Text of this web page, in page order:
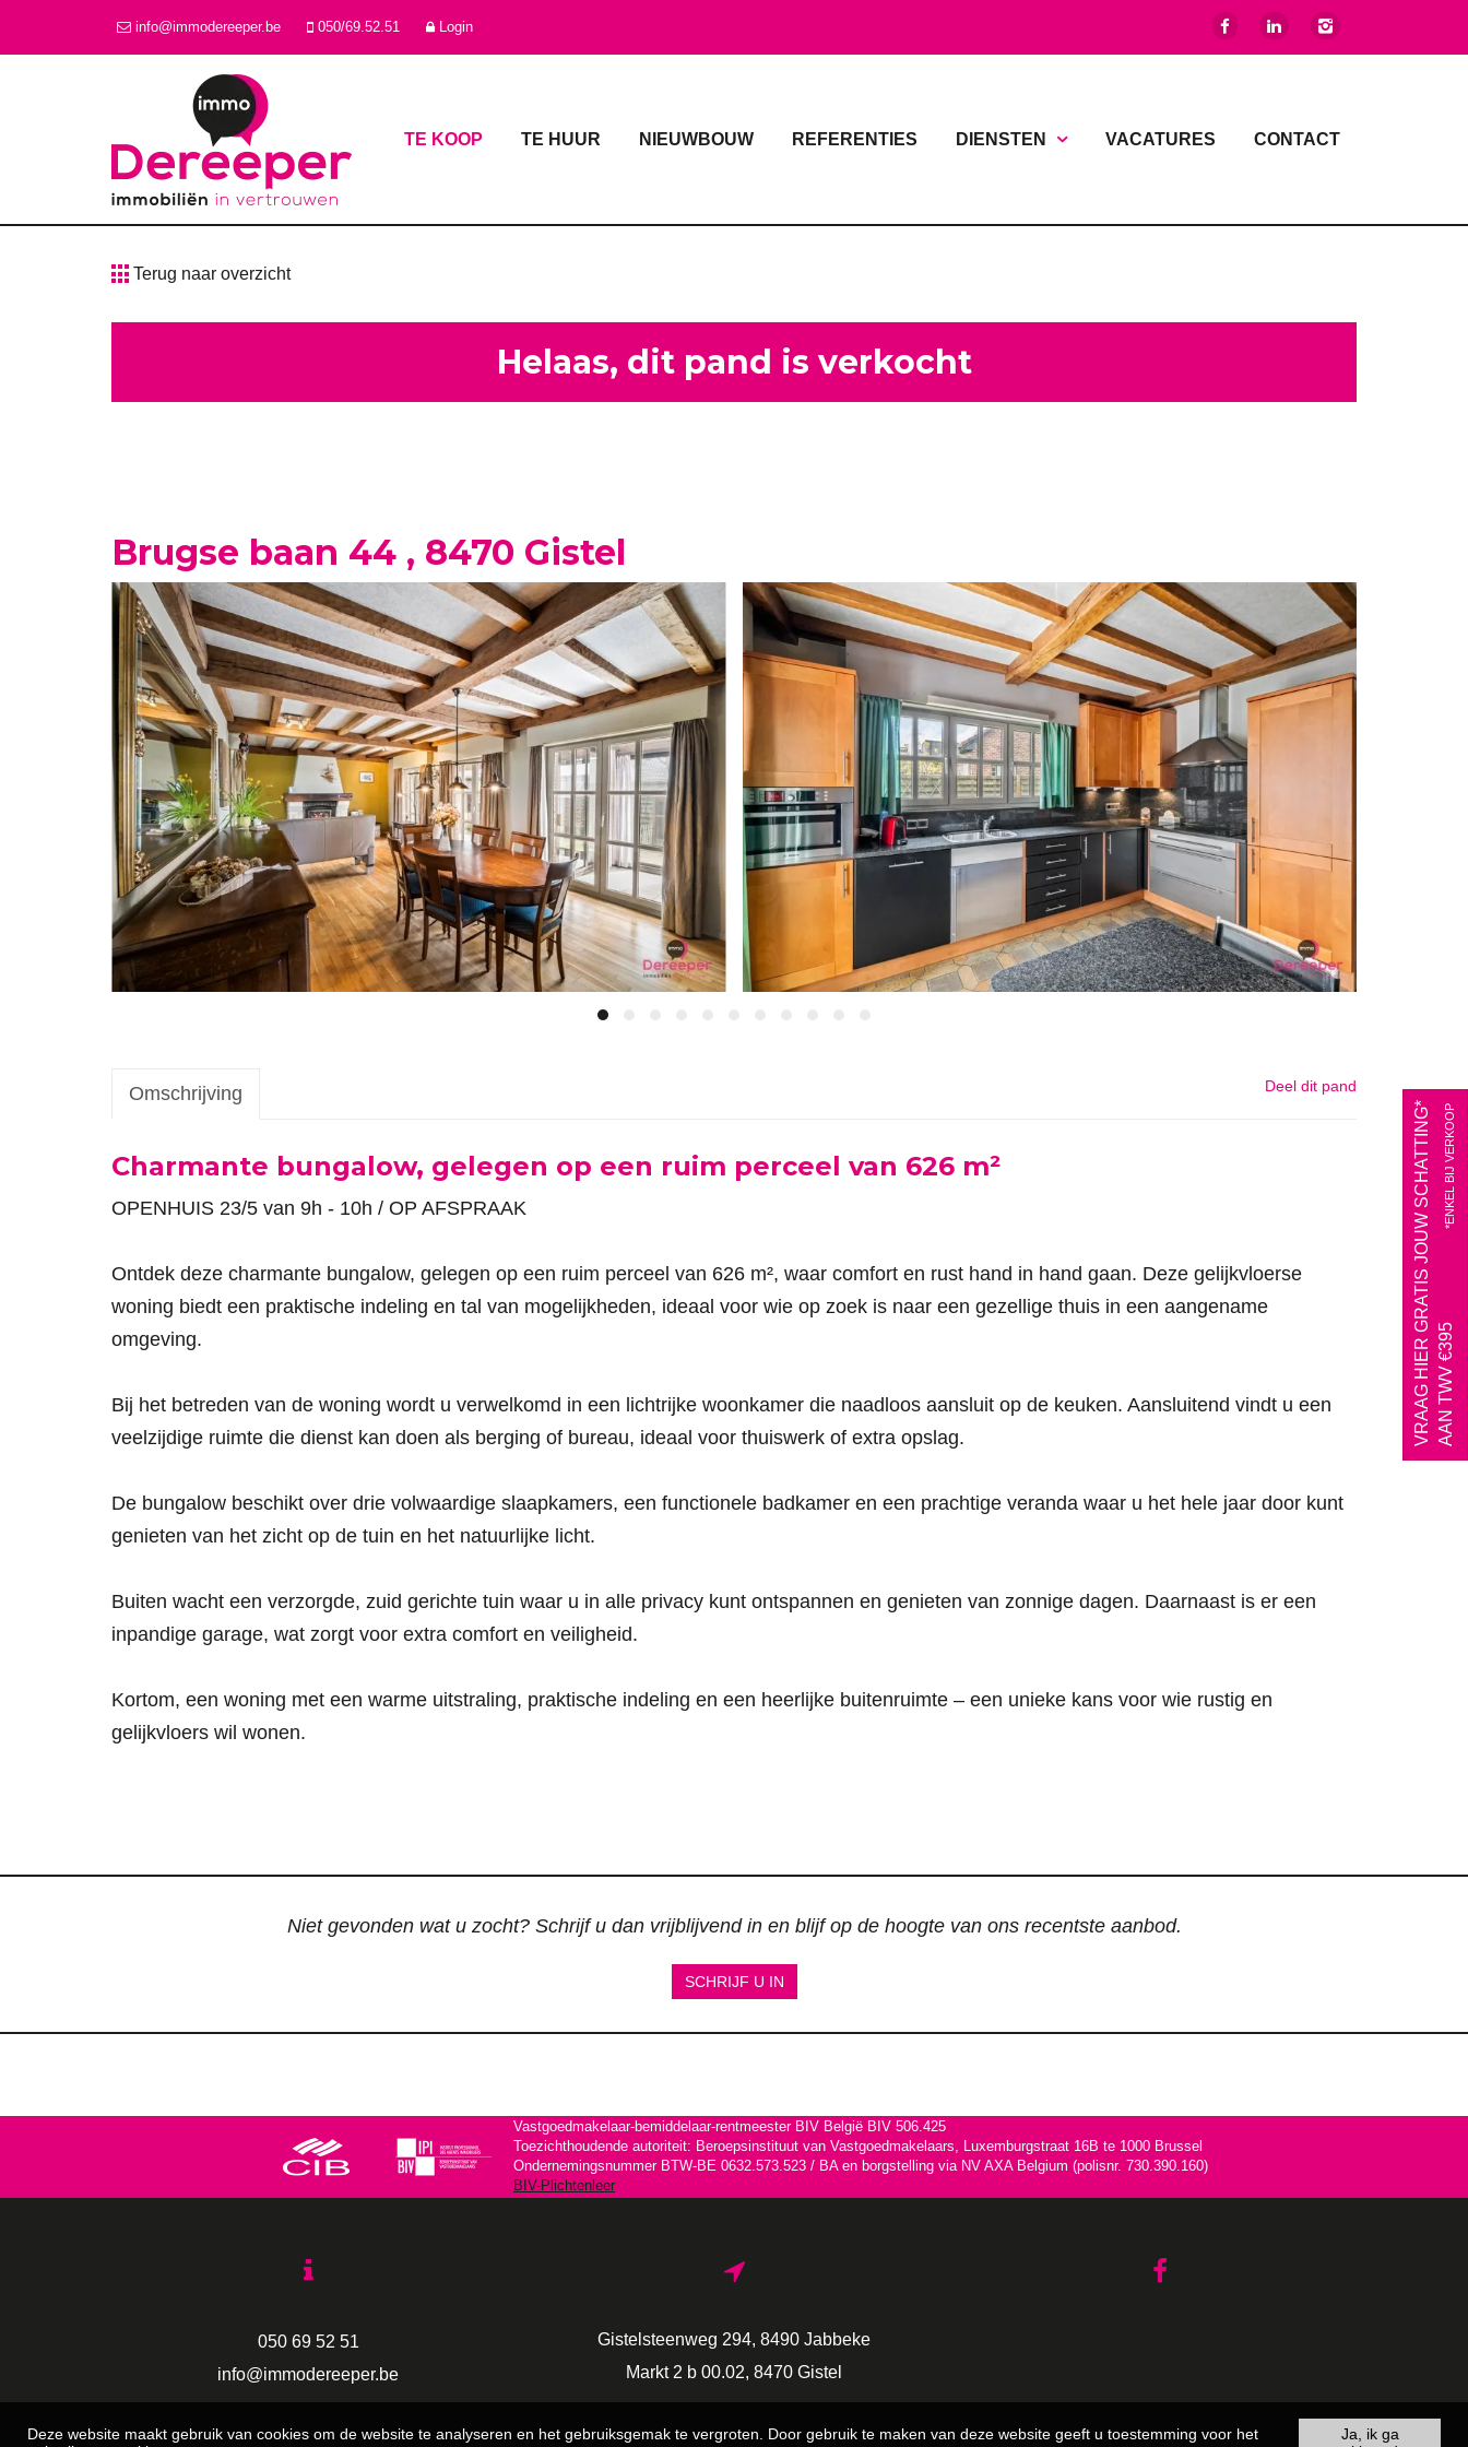
info@immodereeper.be 050/69.52.51 Login
TE KOOP TE HUUR NIEUWBOUW REFERENTIES DIENSTEN VACATURES CONTACT
Terug naar overzicht
Helaas, dit pand is verkocht
Brugse baan 44 , 8470 Gistel
Omschrijving Deel dit pand
Omschrijving
Charmante bungalow, gelegen op een ruim perceel van 626 m²
OPENHUIS 23/5 van 9h - 10h / OP AFSPRAAK
Ontdek deze charmante bungalow, gelegen op een ruim perceel van 626 m², waar comfort en rust hand in hand gaan. Deze gelijkvloerse
woning biedt een praktische indeling en tal van mogelijkheden, ideaal voor wie op zoek is naar een gezellige thuis in een aangename
omgeving.
Bij het betreden van de woning wordt u verwelkomd in een lichtrijke woonkamer die naadloos aansluit op de keuken. Aansluitend vindt u een
veelzijdige ruimte die dienst kan doen als berging of bureau, ideaal voor thuiswerk of extra opslag.
De bungalow beschikt over drie volwaardige slaapkamers, een functionele badkamer en een prachtige veranda waar u het hele jaar door kunt
genieten van het zicht op de tuin en het natuurlijke licht.
Buiten wacht een verzorgde, zuid gerichte tuin waar u in alle privacy kunt ontspannen en genieten van zonnige dagen. Daarnaast is er een
inpandige garage, wat zorgt voor extra comfort en veiligheid.
Kortom, een woning met een warme uitstraling, praktische indeling en een heerlijke buitenruimte – een unieke kans voor wie rustig en
gelijkvloers wil wonen.
Niet gevonden wat u zocht? Schrijf u dan vrijblijvend in en blijf op de hoogte van ons recentste aanbod.
SCHRIJF U IN
Vastgoedmakelaar-bemiddelaar-rentmeester BIV België BIV 506.425
Toezichthoudende autoriteit: Beroepsinstituut van Vastgoedmakelaars, Luxemburgstraat 16B te 1000 Brussel
Ondernemingsnummer BTW-BE 0632.573.523 / BA en borgstelling via NV AXA Belgium (polisnr. 730.390.160)
BIV-Plichtenleer
050 69 52 51
info@immodereeper.be
Gistelsteenweg 294, 8490 Jabbeke
Markt 2 b 00.02, 8470 Gistel
VRAAG HIER GRATIS JOUW SCHATTING*AAN TWV €395
*ENKEL BIJ VERKOOP
Deze website maakt gebruik van cookies om de website te analyseren en het gebruiksgemak te vergroten. Door gebruik te maken van deze website geeft u toestemming voor het
Ja, ik ga